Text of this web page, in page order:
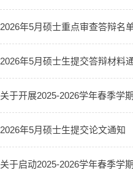
2026年5月硕士重点审查答辩名
2026年5月硕士生提交答辩材料
关于开展2025-2026学年春季学
2026年5月硕士生提交论文通知
关于启动2025-2026学年春季学